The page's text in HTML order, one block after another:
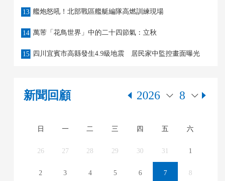
13 艦炮怒吼！北部戰區艦艇編隊高燃訓練現場
14 萬芾「花鳥世界」中的二十四節氣：立秋
15 四川宜賓市高縣發生4.9級地震 居民家中監控畫面曝光
新聞回顧 2026 8
日 一 二 三 四 五 六
26 27 28 29 30 31 1
2 3 4 5 6 7 8